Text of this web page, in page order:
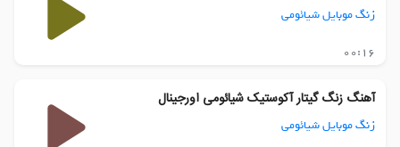
زنگ موبایل شیائومی
00:16
آهنگ زنگ گیتار آکوستیک شیائومی اورجینال
زنگ موبایل شیائومی